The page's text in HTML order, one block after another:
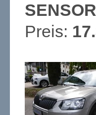
Preis: